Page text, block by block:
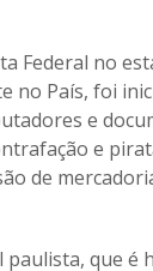
Federal no
País, foi
e
e
de
que é